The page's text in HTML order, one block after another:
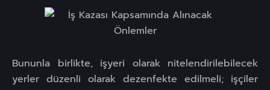
Bununla birlikte, işyeri olarak nitelendirilebilecek
yerler düzenli olarak dezenfekte edilmeli; işçiler